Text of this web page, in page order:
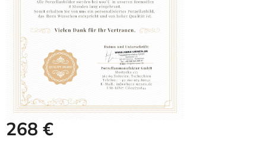
URNENHERSTELLUNG
ÜBER
DIE
HERSTELLUNG
VON
GRABFOTOS
ZUSAMMENARBEIT
MIT
PARTNERN
Großhändler-
268 €